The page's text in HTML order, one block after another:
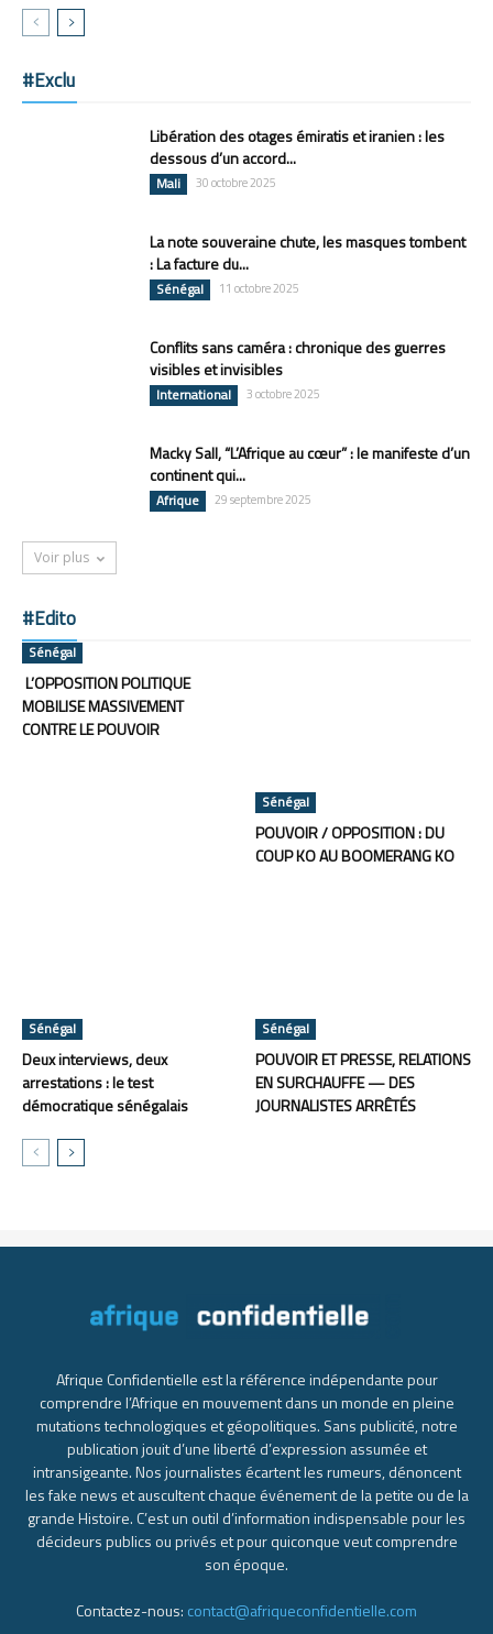
#Exclu
Libération des otages émiratis et iranien : les
dessous d’un accord...
Mali 30 octobre 2025
La note souveraine chute, les masques tombent
: La facture du...
Sénégal 11 octobre 2025
Conflits sans caméra : chronique des guerres
visibles et invisibles
International 3 octobre 2025
Macky Sall, “L’Afrique au cœur” : le manifeste d’un
continent qui...
Afrique 29 septembre 2025
Voir plus
#Edito
Sénégal
L’OPPOSITION POLITIQUE
MOBILISE MASSIVEMENT
CONTRE LE POUVOIR
Sénégal
POUVOIR / OPPOSITION : DU
COUP KO AU BOOMERANG KO
Sénégal
Deux interviews, deux
arrestations : le test
démocratique sénégalais
Sénégal
POUVOIR ET PRESSE, RELATIONS
EN SURCHAUFFE — DES
JOURNALISTES ARRÊTÉS
Afrique Confidentielle est la référence indépendante pour
comprendre l’Afrique en mouvement dans un monde en pleine
mutations technologiques et géopolitiques. Sans publicité, notre
publication jouit d’une liberté d’expression assumée et
intransigeante. Nos journalistes écartent les rumeurs, dénoncent
les fake news et auscultent chaque événement de la petite ou de la
grande Histoire. C’est un outil d’information indispensable pour les
décideurs publics ou privés et pour quiconque veut comprendre
son époque.
Contactez-nous: contact@afriqueconfidentielle.com